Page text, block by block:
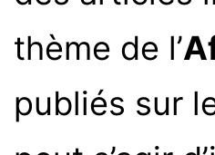
thème de l’
publiés sur